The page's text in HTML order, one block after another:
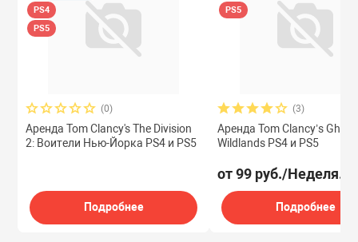
PS4
PS5
(0)
Аренда Tom Clancy's The Division
2: Воители Нью-Йорка PS4 и PS5
Подробнее
PS5
(3)
Аренда Tom Clancy’s
Wildlands PS4 и PS5
от 99 руб./Неделя.
Подробнее